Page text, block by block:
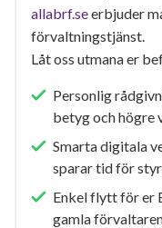
allabrf.seerbjuder
förvaltningstjänst.
Låt oss utmana er
Personlig
betyg och högre
Smarta digitala
sparar tid för
Enkel flytt för er
gamla